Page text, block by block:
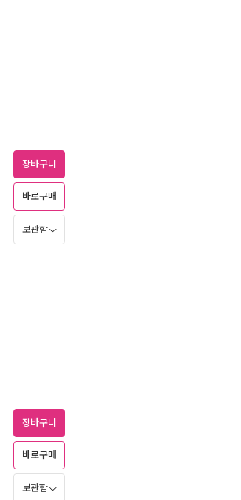
장바구니
바로구매
보관함
장바구니
바로구매
보관함